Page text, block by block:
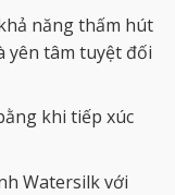
năng thấm hút
yên tâm tuyệt đối
khi tiếp xúc
Watersilk với